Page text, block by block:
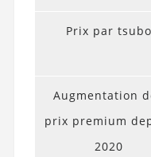
Prix par tsubo
Augmentation
prix premium
2020